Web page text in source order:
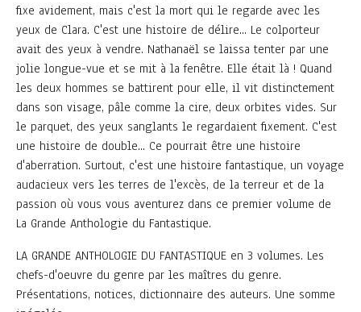
fixe avidement, mais c'est la mort qui le regarde avec les
yeux de Clara. C'est une histoire de délire... Le colporteur
avait des yeux à vendre. Nathanaël se laissa tenter par une
jolie longue-vue et se mit à la fenêtre. Elle était là ! Quand
les deux hommes se battirent pour elle, il vit distinctement
dans son visage, pâle comme la cire, deux orbites vides. Sur
le parquet, des yeux sanglants le regardaient fixement. C'est
une histoire de double... Ce pourrait être une histoire
d'aberration. Surtout, c'est une histoire fantastique, un voyage
audacieux vers les terres de l'excès, de la terreur et de la
passion où vous vous aventurez dans ce premier volume de
La Grande Anthologie du Fantastique.
LA GRANDE ANTHOLOGIE DU FANTASTIQUE en 3 volumes. Les
chefs-d'oeuvre du genre par les maîtres du genre.
Présentations, notices, dictionnaire des auteurs. Une somme